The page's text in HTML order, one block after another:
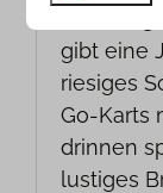
gibt eine
riesiges
Go-Karts
drinnen
lustiges